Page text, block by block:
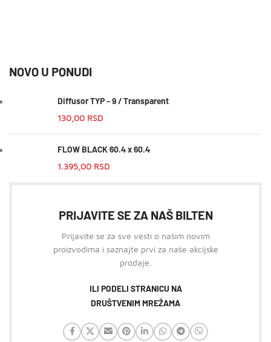
NOVO U PONUDI
Diffusor TYP - 9 / Transparent
130,00 RSD
FLOW BLACK 60.4 x 60.4
1.395,00 RSD
PRIJAVITE SE ZA NAŠ BILTEN
Prijavite se za sve vesti o našim novim
proizvodima i saznajte prvi za naše akcijske
prodaje.
ILI PODELI STRANICU NA
DRUŠTVENIM MREŽAMA